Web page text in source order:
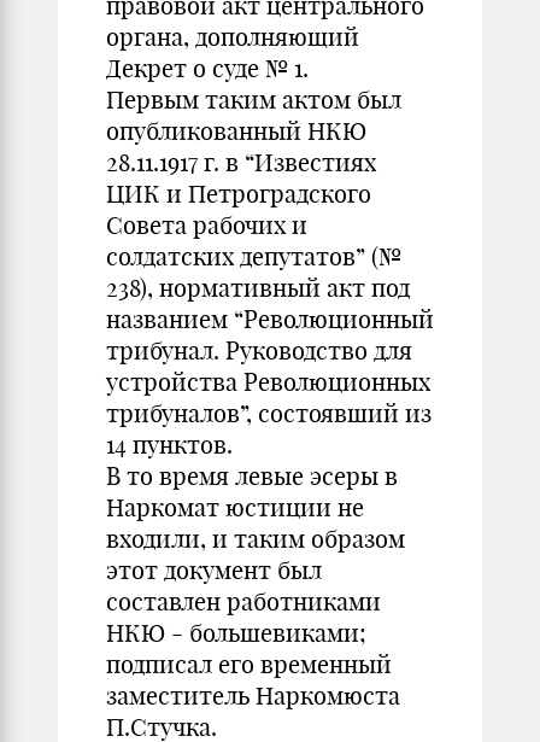
органа, дополняющий
Декрет о суде № 1.
Первым таким актом был
опубликованный НКЮ
28.11.1917 г. в “Известиях
ЦИК и Петроградского
Совета рабочих и
солдатских депутатов” (№
238), нормативный акт под
названием “Революционный
трибунал. Руководство для
устройства Революционных
трибуналов”, состоявший из
14 пунктов.
В то время левые эсеры в
Наркомат юстиции не
входили, и таким образом
этот документ был
составлен работниками
НКЮ - большевиками;
подписал его временный
заместитель Наркомюста
П.Стучка.